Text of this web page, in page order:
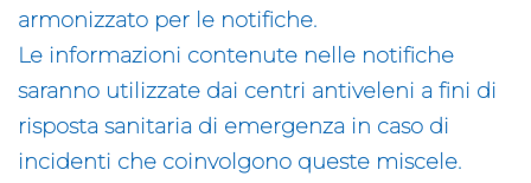
armonizzato per le notifiche.
Le informazioni contenute nelle notifiche
saranno utilizzate dai centri antiveleni a fini di
risposta sanitaria di emergenza in caso di
incidenti che coinvolgono queste miscele.